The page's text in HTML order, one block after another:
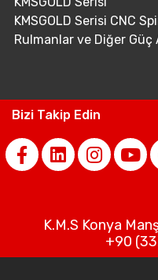
KMSGOLD Serisi CNC
Rulmanlar ve Diğer Güç
Bizi Takip Edin
K.M.S Konya
+90